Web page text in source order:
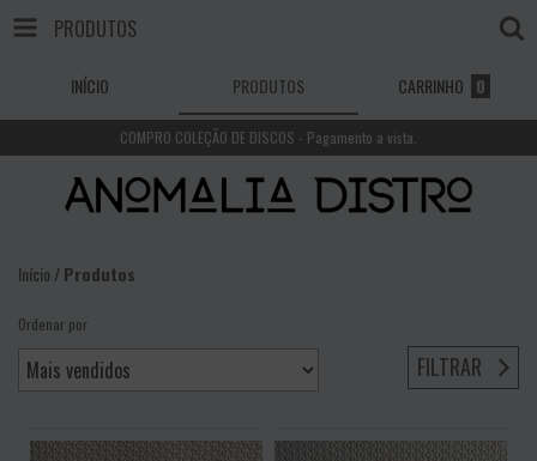
PRODUTOS
INÍCIO PRODUTOS CARRINHO 0
COMPRO COLEÇÃO DE DISCOS - Pagamento a vista.
Início /Produtos
Ordenar por
FILTRAR